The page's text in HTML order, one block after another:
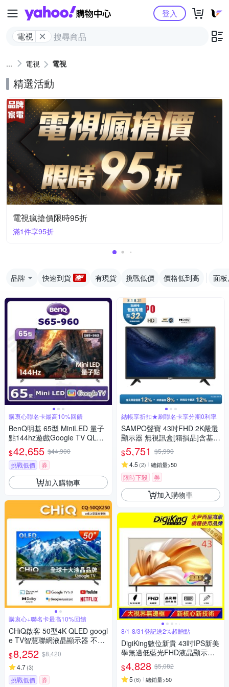
Yahoo購物中心
電視
登入
電視 電視
精選活動
電視瘋搶價限時95折
滿1件享95折
品牌 快速到貨 有現貨 挑戰低價 價格低到高 面
購衷心聯名卡最高10%回饋
BenQ明基 65型 MiniLED 量子
點144hz遊戲Google TV QLED
4K智慧顯示器S65-960
$42,655 $44,900
挑戰低價
券
加入購物車
購衷心+聯名卡最高10%回饋
CHiQ啟客 50型4K QLED googl
e TV智慧聯網液晶顯示器 不含
視訊盒 CQ-50QX250 含基本安
裝+舊機回收
$8,252 $8,420
4.7(3)
挑戰低價 券
結帳享折扣★刷聯名卡享分期0利率
SAMPO聲寶 43吋FHD 2K嚴選
顯示器 無視訊盒[箱損品]含基本
安裝+舊機回收
$5,751 $5,990
4.5 (2) 總銷量>50
限時下殺 券
加入購物車
8/1-8/31登記送2%超贈點
DigiKing數位新貴 43吋IPS新美
學無邊低藍光FHD液晶顯示器
電視 DK-VM43FP11
$4,828 $5,082
5 (6) 總銷量>50